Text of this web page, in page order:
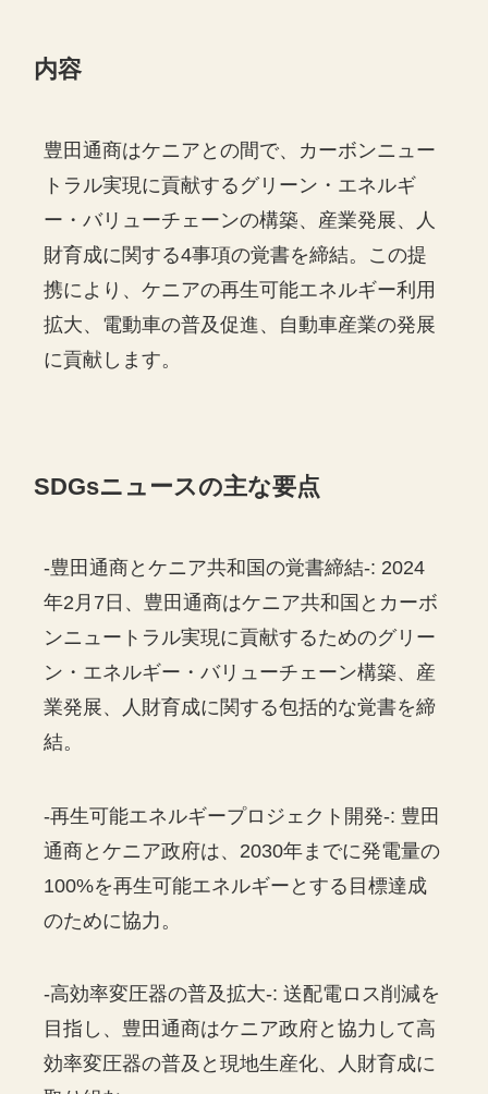
内容
豊田通商はケニアとの間で、カーボンニュー
トラル実現に貢献するグリーン・エネルギ
ー・バリューチェーンの構築、産業発展、人
財育成に関する4事項の覚書を締結。この提
携により、ケニアの再生可能エネルギー利用
拡大、電動車の普及促進、自動車産業の発展
に貢献します。
SDGsニュースの主な要点
-豊田通商とケニア共和国の覚書締結-: 2024
年2月7日、豊田通商はケニア共和国とカーボ
ンニュートラル実現に貢献するためのグリー
ン・エネルギー・バリューチェーン構築、産
業発展、人財育成に関する包括的な覚書を締
結。
-再生可能エネルギープロジェクト開発-: 豊田
通商とケニア政府は、2030年までに発電量の
100%を再生可能エネルギーとする目標達成
のために協力。
-高効率変圧器の普及拡大-: 送配電ロス削減を
目指し、豊田通商はケニア政府と協力して高
効率変圧器の普及と現地生産化、人財育成に